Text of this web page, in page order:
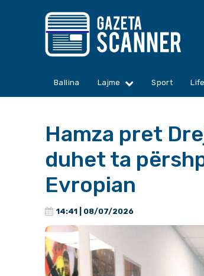
Ballina Lajme Sport
Hamza pret
duhet ta
Evropian
14:41 | 08/07/2026